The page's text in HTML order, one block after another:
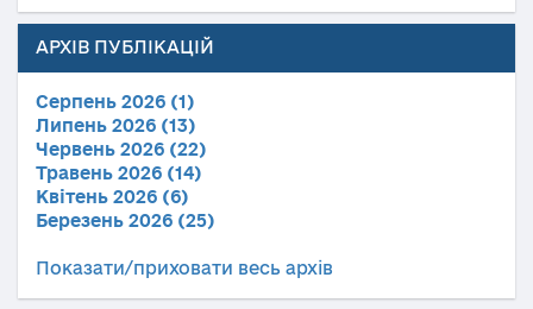
АРХІВ ПУБЛІКАЦІЙ
Серпень 2026 (1)
Липень 2026 (13)
Червень 2026 (22)
Травень 2026 (14)
Квітень 2026 (6)
Березень 2026 (25)
Показати/приховати весь архів